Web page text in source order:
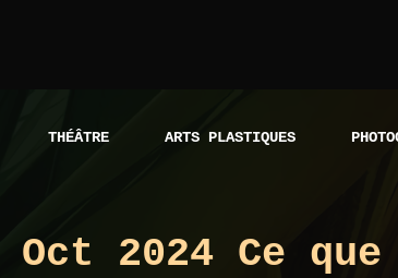
THÉÂTRE ARTS PLASTIQUES
Oct 2024 Ce